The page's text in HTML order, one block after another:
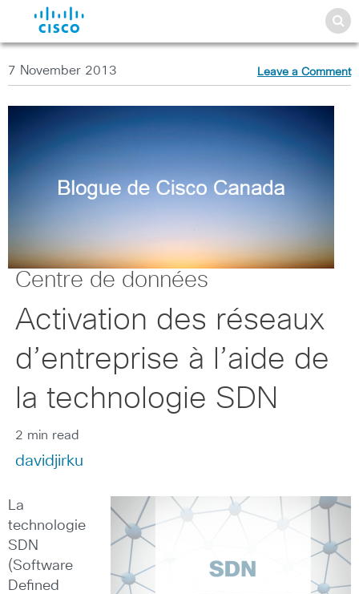
7 November 2013 Leave a Comment
Centre de données
Activation des réseaux
d’entreprise à l’aide de
la technologie SDN
2 min read
davidjirku
La
technologie
SDN
(Software
Defined